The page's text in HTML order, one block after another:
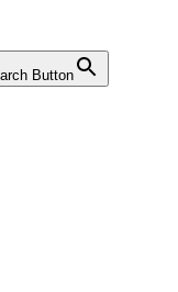
Button